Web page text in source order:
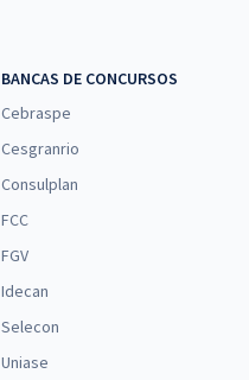
BANCAS DE CONCURSOS
Cebraspe
Cesgranrio
Consulplan
FCC
FGV
Idecan
Selecon
Uniase